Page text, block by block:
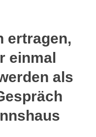
ertragen,
einmal
als